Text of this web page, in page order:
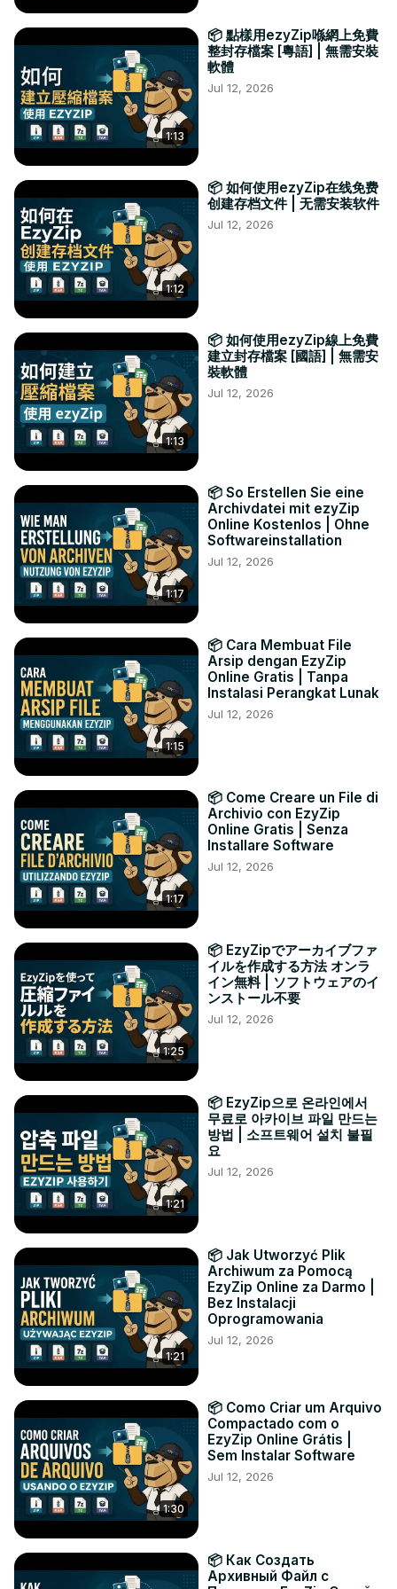
1:13
📦 點樣用ezyZip喺網上免費
整封存檔案 [粵語] | 無需安裝
軟體
Jul 12, 2026
1:12
📦 如何使用ezyZip在线免费
创建存档文件 | 无需安装软件
Jul 12, 2026
1:13
📦 如何使用ezyZip線上免費
建立封存檔案 [國語] | 無需安
裝軟體
Jul 12, 2026
1:17
📦 So Erstellen Sie eine
Archivdatei mit ezyZip
Online Kostenlos | Ohne
Softwareinstallation
Jul 12, 2026
1:15
📦 Cara Membuat File
Arsip dengan EzyZip
Online Gratis | Tanpa
Instalasi Perangkat Lunak
Jul 12, 2026
1:17
📦 Come Creare un File di
Archivio con EzyZip
Online Gratis | Senza
Installare Software
Jul 12, 2026
1:25
📦 EzyZipでアーカイブファ
イルを作成する方法 オンラ
イン無料 | ソフトウェアのイ
ンストール不要
Jul 12, 2026
1:21
📦 EzyZip으로 온라인에서
무료로 아카이브 파일 만드는
방법 | 소프트웨어 설치 불필
요
Jul 12, 2026
1:21
📦 Jak Utworzyć Plik
Archiwum za Pomocą
EzyZip Online za Darmo |
Bez Instalacji
Oprogramowania
Jul 12, 2026
1:30
📦 Como Criar um Arquivo
Compactado com o
EzyZip Online Grátis |
Sem Instalar Software
Jul 12, 2026
📦 Как Создать
Архивный Файл с